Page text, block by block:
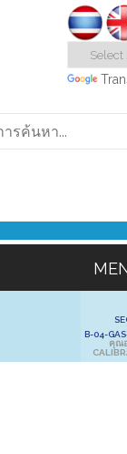
B-04-
คุณ